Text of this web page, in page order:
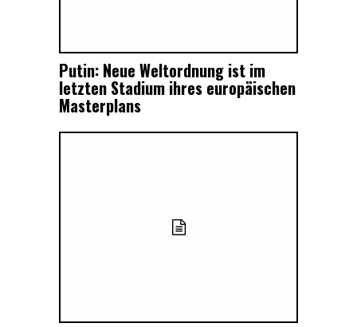
Putin: Neue Weltordnung ist im
letzten Stadium ihres europäischen
Masterplans